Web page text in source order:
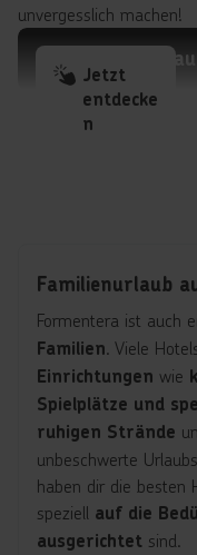
unvergesslich machen!
Familienhotels
Jetzt
entdecke
n
Familienurlaub
Formentera ist auch
Familien. Viele
Einrichtungen wie
Spielplätze und
ruhigen Strände
unbeschwerte
haben dir die besten
speziell auf die
ausgerichtet sind.